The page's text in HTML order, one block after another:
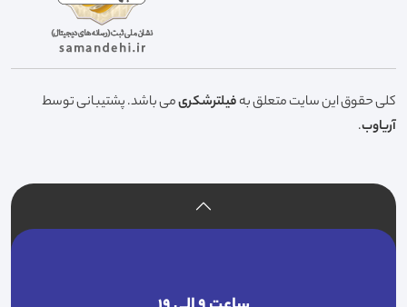
کلی حقوق این سایت متعلق بهفیلترشکریمی باشد. پشتیبانی توسط
آریاوب.